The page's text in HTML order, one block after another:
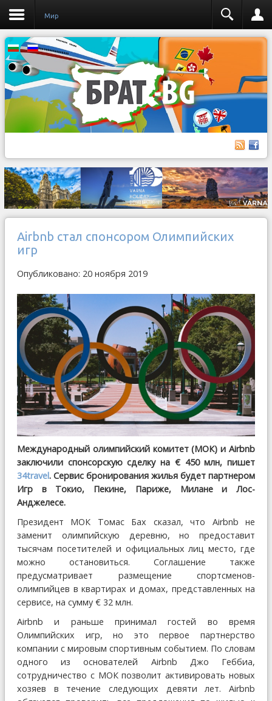
Мир
Airbnb стал спонсором Олимпийских
игр
Опубликовано: 20 ноября 2019
Международный олимпийский комитет (МОК) и Airbnb
заключили спонсорскую сделку на € 450 млн, пишет
34travel. Сервис бронирования жилья будет партнером
Игр в Токио, Пекине, Париже, Милане и Лос-
Анджелесе.
Президент МОК Томас Бах сказал, что Airbnb не
заменит олимпийскую деревню, но предоставит
тысячам посетителей и официальных лиц место, где
можно остановиться. Соглашение также
предусматривает размещение спортсменов-
олимпийцев в квартирах и домах, представленных на
сервисе, на сумму € 32 млн.
Airbnb и раньше принимал гостей во время
Олимпийских игр, но это первое партнерство
компании с мировым спортивным событием. По словам
одного из основателей Airbnb Джо Геббиа,
сотрудничество с МОК позволит активировать новых
хозяев в течение следующих девяти лет. Airbnb